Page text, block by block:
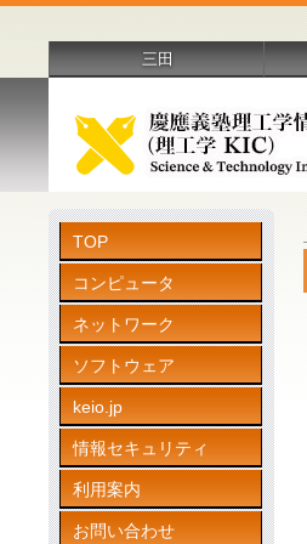
TOP
コンピュータ
ネットワーク
ソフトウェア
keio.jp
情報セキュリティ
利用案内
お問い合わせ
三田